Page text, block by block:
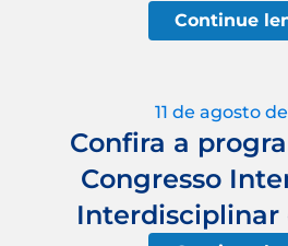
Continue
11 de agosto
Confira a
Congresso
Interdisciplinar